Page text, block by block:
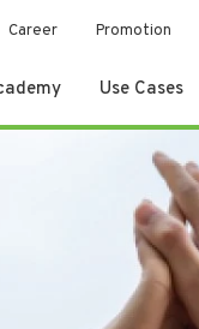
Career Promotion
Use Cases